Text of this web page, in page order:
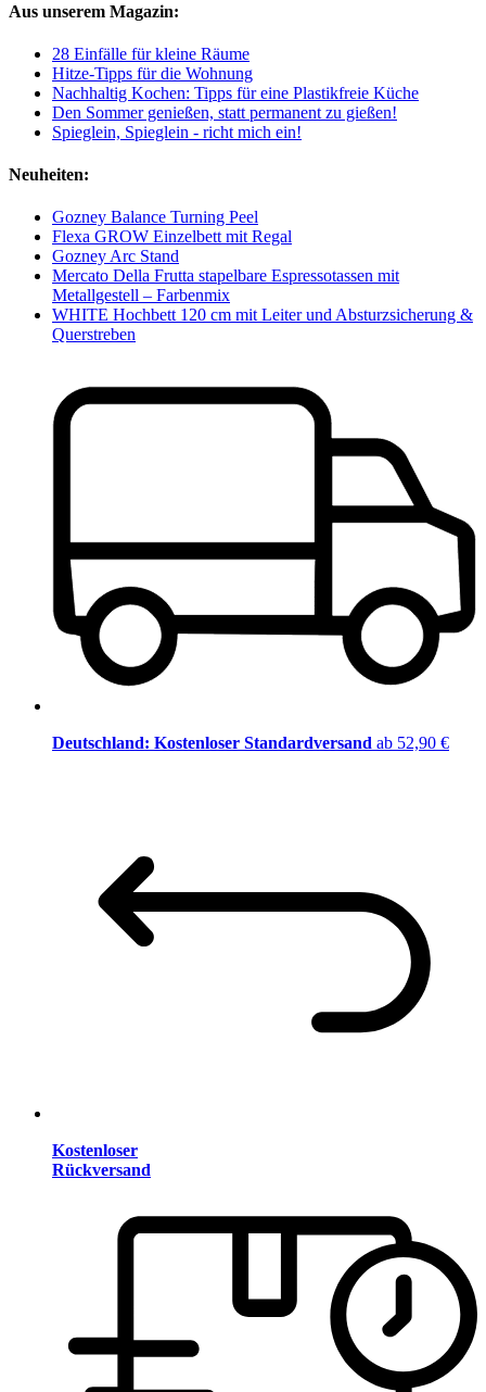
Aus unserem Magazin:
28 Einfälle für kleine Räume
Hitze-Tipps für die Wohnung
Nachhaltig Kochen: Tipps für eine Plastikfreie Küche
Den Sommer genießen, statt permanent zu gießen!
Spieglein, Spieglein - richt mich ein!
Neuheiten:
Gozney Balance Turning Peel
Flexa GROW Einzelbett mit Regal
Gozney Arc Stand
Mercato Della Frutta stapelbare Espressotassen mit
Metallgestell – Farbenmix
WHITE Hochbett 120 cm mit Leiter und Absturzsicherung &
Querstreben
Deutschland: Kostenloser Standardversand ab 52,90 €
Kostenloser
Rückversand